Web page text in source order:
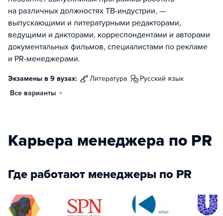
на различных должностях ТВ-индустрии, —
выпускающими и литературными редакторами,
ведущими и дикторами, корреспондентами и авторами
документальных фильмов, специалистами по рекламе
и PR-менеджерами.
Экзамены в 9 вузах: литература
русский язык
Все варианты
Карьера менеджера по PR
Где работают менеджеры по PR